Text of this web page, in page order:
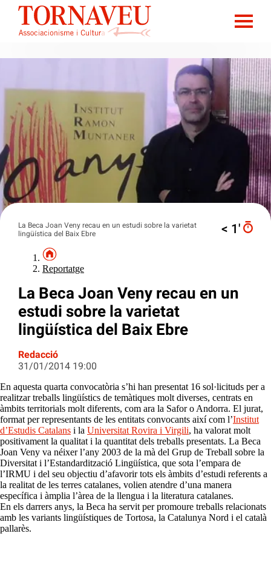
La Beca Joan Veny recau en un estudi sobre la varietat
lingüística del Baix Ebre
< 1′
Reportatge
La Beca Joan Veny recau en un
estudi sobre la varietat
lingüística del Baix Ebre
Redacció
31/01/2014 19:00
En aquesta quarta convocatòria s’hi han presentat 16 sol·licituds per a
realitzar treballs lingüístics de temàtiques molt diverses, centrats en
àmbits territorials molt diferents, com ara la Safor o Andorra. El jurat,
format per representants de les entitats convocants així com l’Institut
d’Estudis Catalans i la Universitat Rovira i Virgili, ha valorat molt
positivament la qualitat i la quantitat dels treballs presentats. La Beca
Joan Veny va néixer l’any 2003 de la mà del Grup de Treball sobre la
Diversitat i l’Estandardització Lingüística, que sota l’empara de
l’IRMU i del seu objectiu d’afavorir tots els àmbits d’estudi referents a
la realitat de les terres catalanes, volien atendre d’una manera
específica i àmplia l’àrea de la llengua i la literatura catalanes.
En els darrers anys, la Beca ha servit per promoure treballs relacionats
amb les variants lingüístiques de Tortosa, la Catalunya Nord i el català
pallarès.